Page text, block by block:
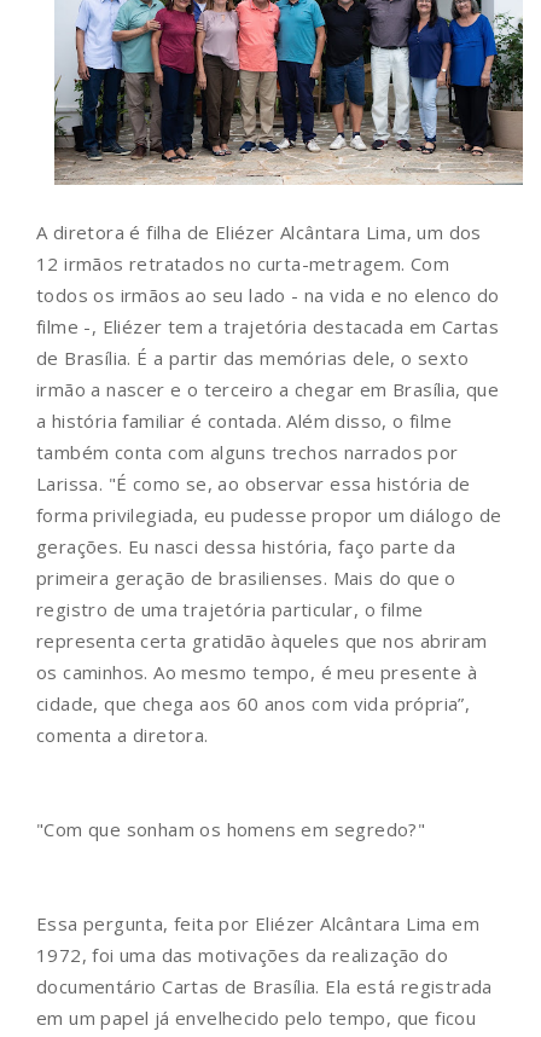
A diretora é filha de Eliézer Alcântara Lima, um dos
12 irmãos retratados no curta-metragem. Com
todos os irmãos ao seu lado - na vida e no elenco do
filme -, Eliézer tem a trajetória destacada em Cartas
de Brasília. É a partir das memórias dele, o sexto
irmão a nascer e o terceiro a chegar em Brasília, que
a história familiar é contada. Além disso, o filme
também conta com alguns trechos narrados por
Larissa. "É como se, ao observar essa história de
forma privilegiada, eu pudesse propor um diálogo de
gerações. Eu nasci dessa história, faço parte da
primeira geração de brasilienses. Mais do que o
registro de uma trajetória particular, o filme
representa certa gratidão àqueles que nos abriram
os caminhos. Ao mesmo tempo, é meu presente à
cidade, que chega aos 60 anos com vida própria”,
comenta a diretora.
"Com que sonham os homens em segredo?"
Essa pergunta, feita por Eliézer Alcântara Lima em
1972, foi uma das motivações da realização do
documentário Cartas de Brasília. Ela está registrada
em um papel já envelhecido pelo tempo, que ficou